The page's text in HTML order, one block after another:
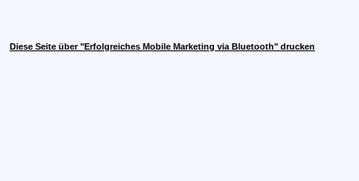
Diese Seite über "Erfolgreiches Mobile Marketing via Bluetooth" drucken